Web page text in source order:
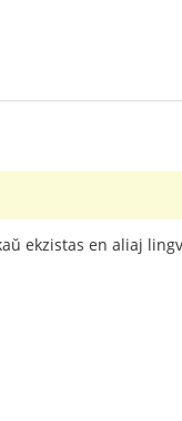
ekzistas en aliaj